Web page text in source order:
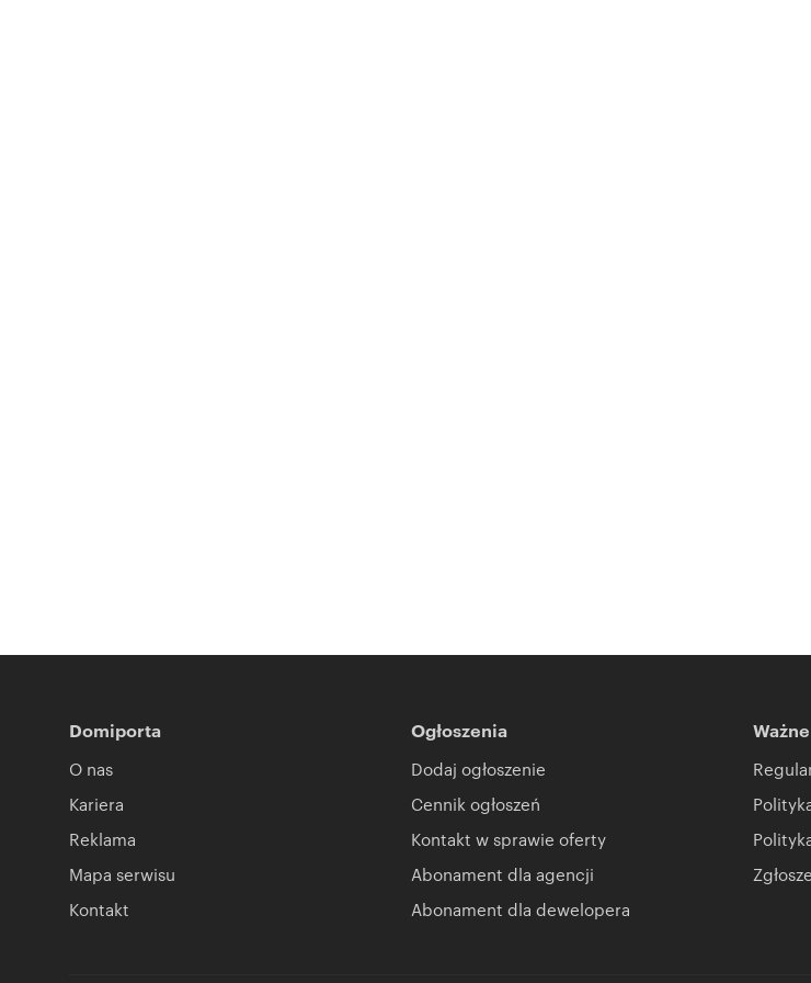
Domiporta
O nas
Kariera
Reklama
Mapa serwisu
Kontakt
Ogłoszenia
Dodaj ogłoszenie
Cennik ogłoszeń
Kontakt w sprawie oferty
Abonament dla agencji
Abonament dla dewelopera